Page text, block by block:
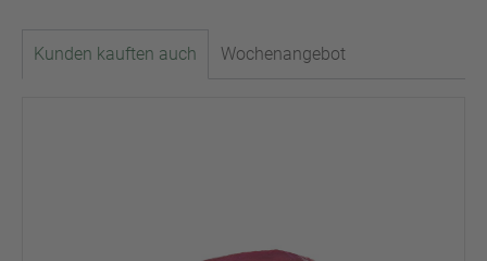
Kunden kauften auch Wochenangebot